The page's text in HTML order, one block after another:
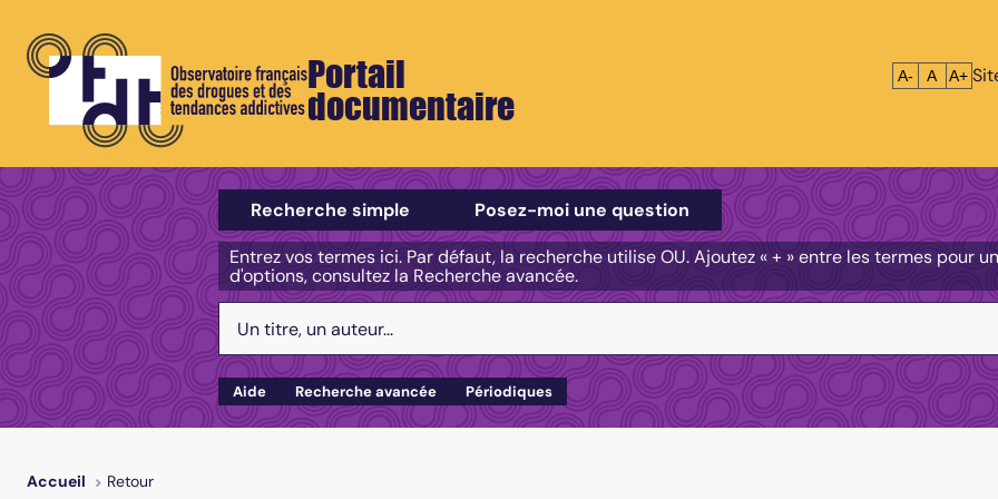
Portail
documentaire
Réduire le
A- A A+
Sélectionner un type de recherche
Recherche simple
Posez-moi une question
Entrez vos termes ici. Par défaut, la recherche utilise OU. Ajoutez « + » entre les termes pour
d'options, consultez la Recherche avancée.
Aide Recherche avancée Périodiques
Accueil Retour